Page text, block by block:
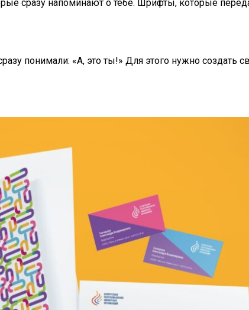
сразу напоминают о тебе. Шрифты, которые
понимали: «А, это ты!» Для этого нужно